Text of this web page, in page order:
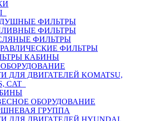
ФИЛЬТРЫ
ФИЛЬТРЫ
ФИЛЬТРЫ
ФИЛЬТРЫ
КАБИНЫ
ДЛЯ ДВИГАТЕЛЕЙ KOMATSU,
CAT
ОБОРУДОВАНИЕ
ГРУППА
ДЛЯ ДВИГАТЕЛЕЙ HYUNDAI,